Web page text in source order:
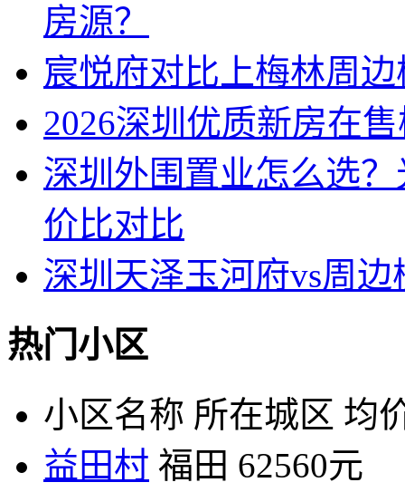
房源？
宸悦府对比上梅林周
2026深圳优质新房在
深圳外围置业怎么选
价比对比
深圳天泽玉河府vs周
热门小区
小区名称 所在城区 均
益田村 福田 62560元